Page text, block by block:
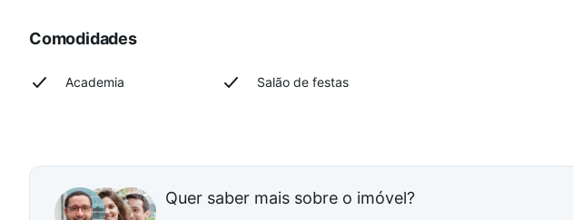
Comodidades
Academia Salão de festas
Quer saber mais sobre o imóvel?